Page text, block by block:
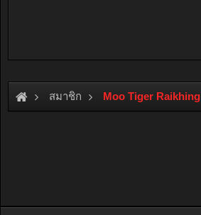
สมาชิก Moo Tiger Raikhing